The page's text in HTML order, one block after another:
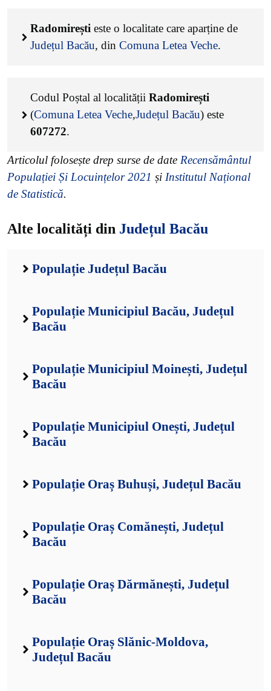
Radomirești este o localitate care aparține de
Județul Bacău, din Comuna Letea Veche.
Codul Poștal al localității Radomirești
(Comuna Letea Veche,Județul Bacău) este
607272.
Articolul folosește drep surse de date Recensământul
Populației Și Locuințelor 2021 și Institutul Național
de Statistică.
Alte localități din Județul Bacău
Populație Județul Bacău
Populație Municipiul Bacău, Județul
Bacău
Populație Municipiul Moinești, Județul
Bacău
Populație Municipiul Onești, Județul
Bacău
Populație Oraș Buhuși, Județul Bacău
Populație Oraș Comănești, Județul
Bacău
Populație Oraș Dărmănești, Județul
Bacău
Populație Oraș Slănic-Moldova,
Județul Bacău